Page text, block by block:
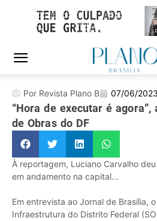
Por Revista Plano B 07/06/2023
“Hora de executar é
de Obras do DF
À reportagem, Luciano Carvalho
em andamento na capital...
Em entrevista ao Jornal de Brasília,
Infraestrutura do Distrito Federal